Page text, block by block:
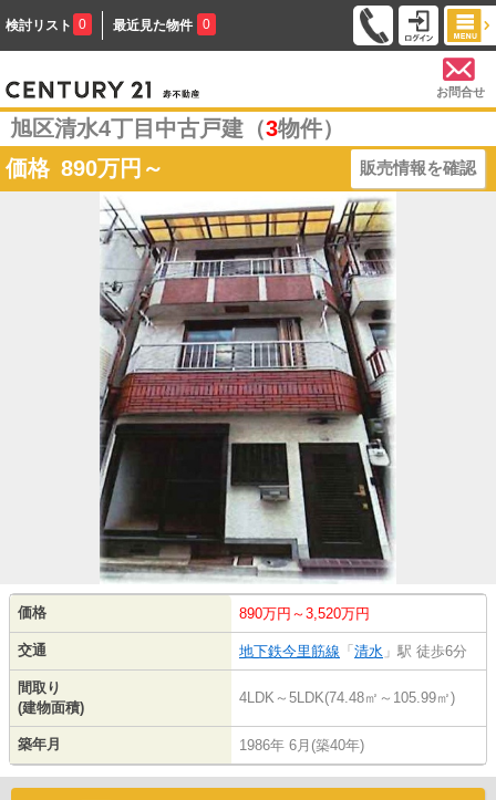
検討リスト 0 最近見た物件 0
お問合せ
旭区清水4丁目中古戸建（3物件）
価格 890万円～ 販売情報を確認
価格 890万円～3,520万円
交通 地下鉄今里筋線 「 清水 」駅 徒歩6分
間取り
(建物面積)
4LDK～5LDK(74.48㎡～105.99㎡)
築年月 1986年 6月(築40年)